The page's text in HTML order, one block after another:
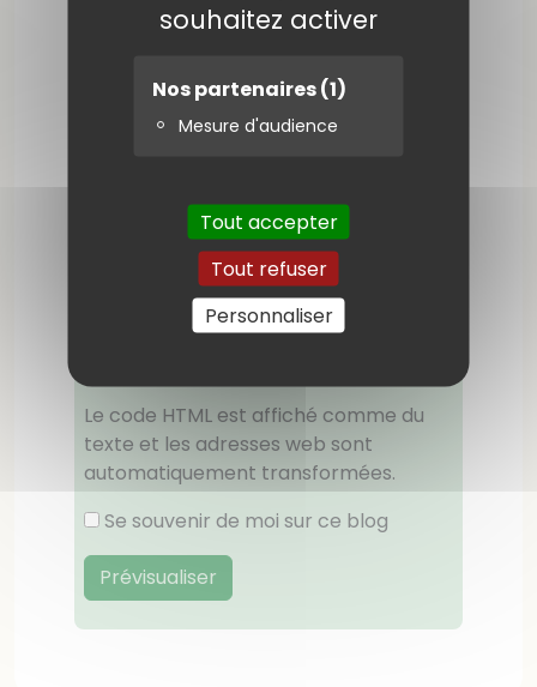
souhaitez activer
Nos partenaires(1)
Mesure d'audience
Tout accepter
Tout refuser
Personnaliser
Le code HTML est affiché comme du
texte et les adresses web sont
automatiquement transformées.
Se souvenir de moi sur ce blog
Prévisualiser